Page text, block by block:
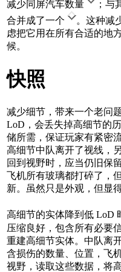
减少同屏汽车数量
；与
合并成了一个
。这种减
虑把它用在所有合适的地
候。
快照
减少细节，带来一个老问
LoD，会丢失掉高细节的
储所需，保证玩家有紧密
高细节中队离开了视线，
回到视野时，应当仍旧保
飞机所有玻璃都打碎了，
新。虽然只是外观，但显
高细节的实体降到低 LoD
压缩良好，包含所有必要
重建高细节实体。中队离
含损伤的数量、位置，飞
视野，读取这些数据，将